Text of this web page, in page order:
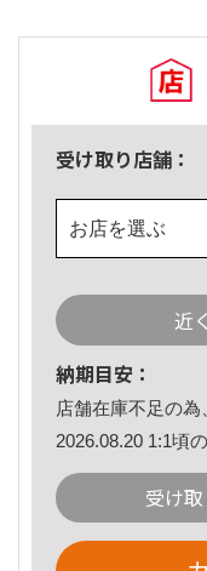
受け取り店舗：
お店を選ぶ
近
納期目安：
店舗在庫不足の為
2026.08.20 1:1頃
受け